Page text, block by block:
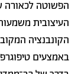
הפשוטה לכאורה
העיצובית
הקונבנציה
באמצעים